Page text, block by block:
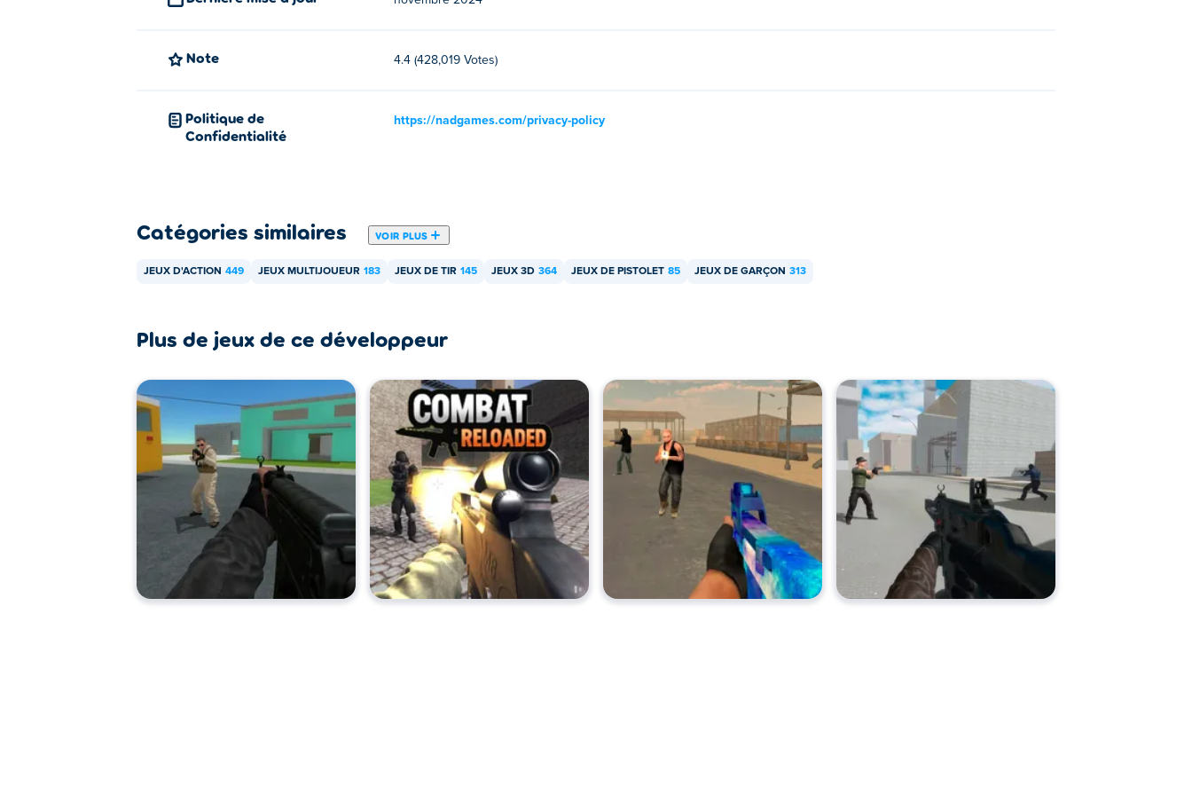
Puis-je jouer à Rebels Clash sur des appareils mobiles et des ordinateurs ?
Rebels Clash peut être joué sur votre ordinateur et vos appareils mobiles comme les téléphones et les tablettes.
Note 4.4 (428,019 Votes)
Politique de
Confidentialité
https://nadgames.com/privacy-policy
Catégories similaires VOIR PLUS
JEUX D'ACTION 449 JEUX MULTIJOUEUR 183 JEUX DE TIR 145 JEUX 3D 364 JEUX DE PISTOLET 85 JEUX DE GARÇON 313
Plus de jeux de ce développeur